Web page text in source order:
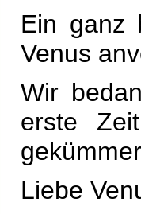
Ein ganz
Venus
Wir
erste
Liebe